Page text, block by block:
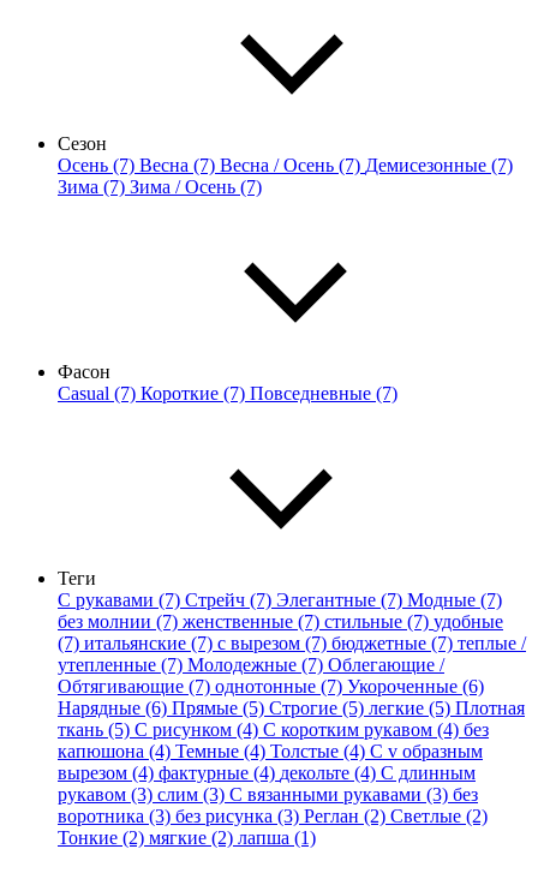
Сезон
Осень (7) Весна (7) Весна / Осень (7) Демисезонные (7)
Зима (7) Зима / Осень (7)
Фасон
Casual (7) Короткие (7) Повседневные (7)
Теги
С рукавами (7) Стрейч (7) Элегантные (7) Модные (7)
без молнии (7) женственные (7) стильные (7) удобные
(7) итальянские (7) с вырезом (7) бюджетные (7) теплые /
утепленные (7) Молодежные (7) Облегающие /
Обтягивающие (7) однотонные (7) Укороченные (6)
Нарядные (6) Прямые (5) Строгие (5) легкие (5) Плотная
ткань (5) С рисунком (4) С коротким рукавом (4) без
капюшона (4) Темные (4) Толстые (4) С v образным
вырезом (4) фактурные (4) декольте (4) С длинным
рукавом (3) слим (3) С вязанными рукавами (3) без
воротника (3) без рисунка (3) Реглан (2) Светлые (2)
Тонкие (2) мягкие (2) лапша (1)